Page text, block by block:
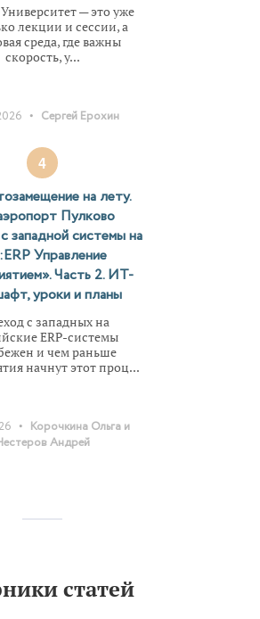
— это уже
лекции и сессии, а
среда, где важны
скорость, у...
• Сергей Ерохин
4
на лету.
Пулково
западной системы на
Управление
Часть 2. ИТ-
уроки и планы
с западных на
ERP-системы
и чем раньше
начнут этот проц...
• Корочкина Ольга и
Андрей
статей